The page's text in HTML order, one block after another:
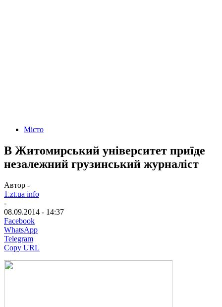
Місто
В Житомирський університет приїде
незалежний грузинський журналіст
Автор -
1.zt.ua info
-
08.09.2014 - 14:37
Facebook
WhatsApp
Telegram
Copy URL